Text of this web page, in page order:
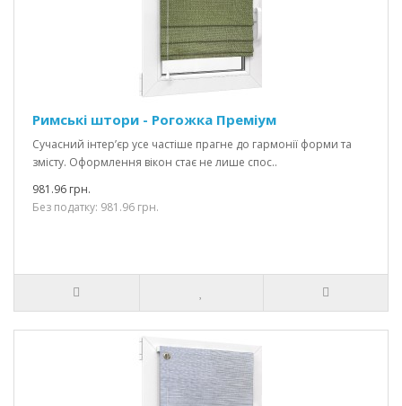
Римські штори - Рогожка Преміум
Сучасний інтер’єр усе частіше прагне до гармонії форми та
змісту. Оформлення вікон стає не лише спос..
981.96 грн.
Без податку: 981.96 грн.